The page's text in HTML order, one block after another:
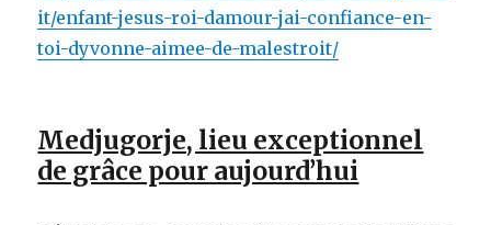
it/enfant-jesus-roi-damour-jai-confiance-en-
toi-dyvonne-aimee-de-malestroit/
Medjugorje, lieu exceptionnel
de grâce pour aujourd’hui